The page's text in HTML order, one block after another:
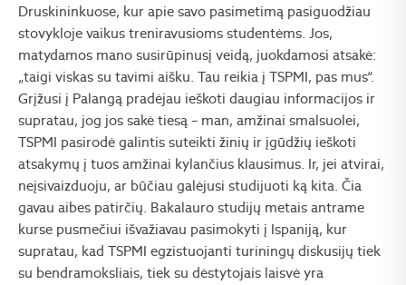
Druskininkuose, kur apie savo pasimetimą pasiguodžiau
stovykloje vaikus treniravusioms studentėms. Jos,
matydamos mano susirūpinusį veidą, juokdamosi atsakė:
„taigi viskas su tavimi aišku. Tau reikia į TSPMI, pas mus“.
Grįžusi į Palangą pradėjau ieškoti daugiau informacijos ir
supratau, jog jos sakė tiesą – man, amžinai smalsuolei,
TSPMI pasirodė galintis suteikti žinių ir įgūdžių ieškoti
atsakymų į tuos amžinai kylančius klausimus. Ir, jei atvirai,
neįsivaizduoju, ar būčiau galėjusi studijuoti ką kita. Čia
gavau aibes patirčių. Bakalauro studijų metais antrame
kurse pusmečiui išvažiavau pasimokyti į Ispaniją, kur
supratau, kad TSPMI egzistuojanti turiningų diskusijų tiek
su bendramoksliais, tiek su dėstytojais laisvė yra